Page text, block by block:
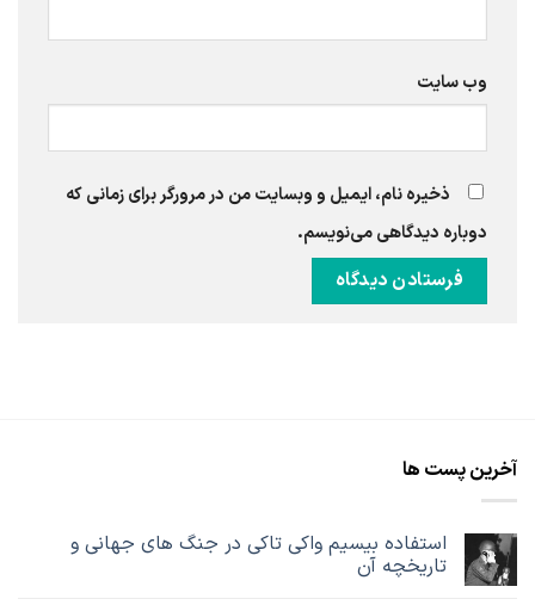
وب‌ سایت
ذخیره نام، ایمیل و وبسایت من در مرورگر برای زمانی که
دوباره دیدگاهی می‌نویسم.
آخرین پست ها
استفاده بیسیم واکی تاکی در جنگ های جهانی و
تاریخچه آن